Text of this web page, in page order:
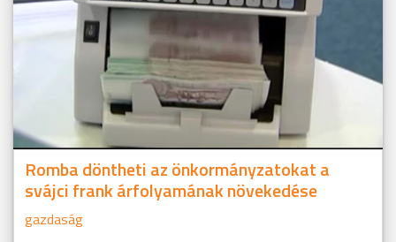
Romba döntheti az önkormányzatokat a
svájci frank árfolyamának növekedése
gazdaság